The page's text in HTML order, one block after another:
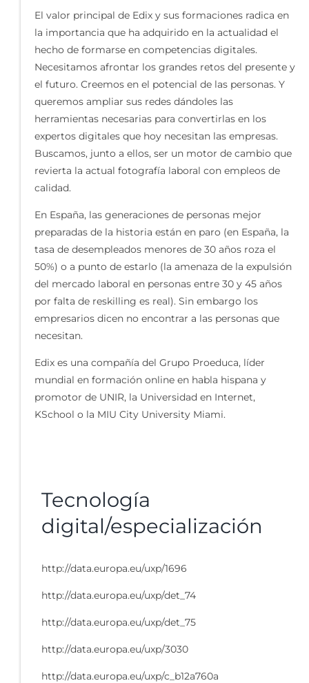
El valor principal de Edix y sus formaciones radica en
la importancia que ha adquirido en la actualidad el
hecho de formarse en competencias digitales.
Necesitamos afrontar los grandes retos del presente y
el futuro. Creemos en el potencial de las personas. Y
queremos ampliar sus redes dándoles las
herramientas necesarias para convertirlas en los
expertos digitales que hoy necesitan las empresas.
Buscamos, junto a ellos, ser un motor de cambio que
revierta la actual fotografía laboral con empleos de
calidad.
En España, las generaciones de personas mejor
preparadas de la historia están en paro (en España, la
tasa de desempleados menores de 30 años roza el
50%) o a punto de estarlo (la amenaza de la expulsión
del mercado laboral en personas entre 30 y 45 años
por falta de reskilling es real). Sin embargo los
empresarios dicen no encontrar a las personas que
necesitan.
Edix es una compañía del Grupo Proeduca, líder
mundial en formación online en habla hispana y
promotor de UNIR, la Universidad en Internet,
KSchool o la MIU City University Miami.
Tecnología
digital/especialización
http://data.europa.eu/uxp/1696
http://data.europa.eu/uxp/det_74
http://data.europa.eu/uxp/det_75
http://data.europa.eu/uxp/3030
http://data.europa.eu/uxp/c_b12a760a